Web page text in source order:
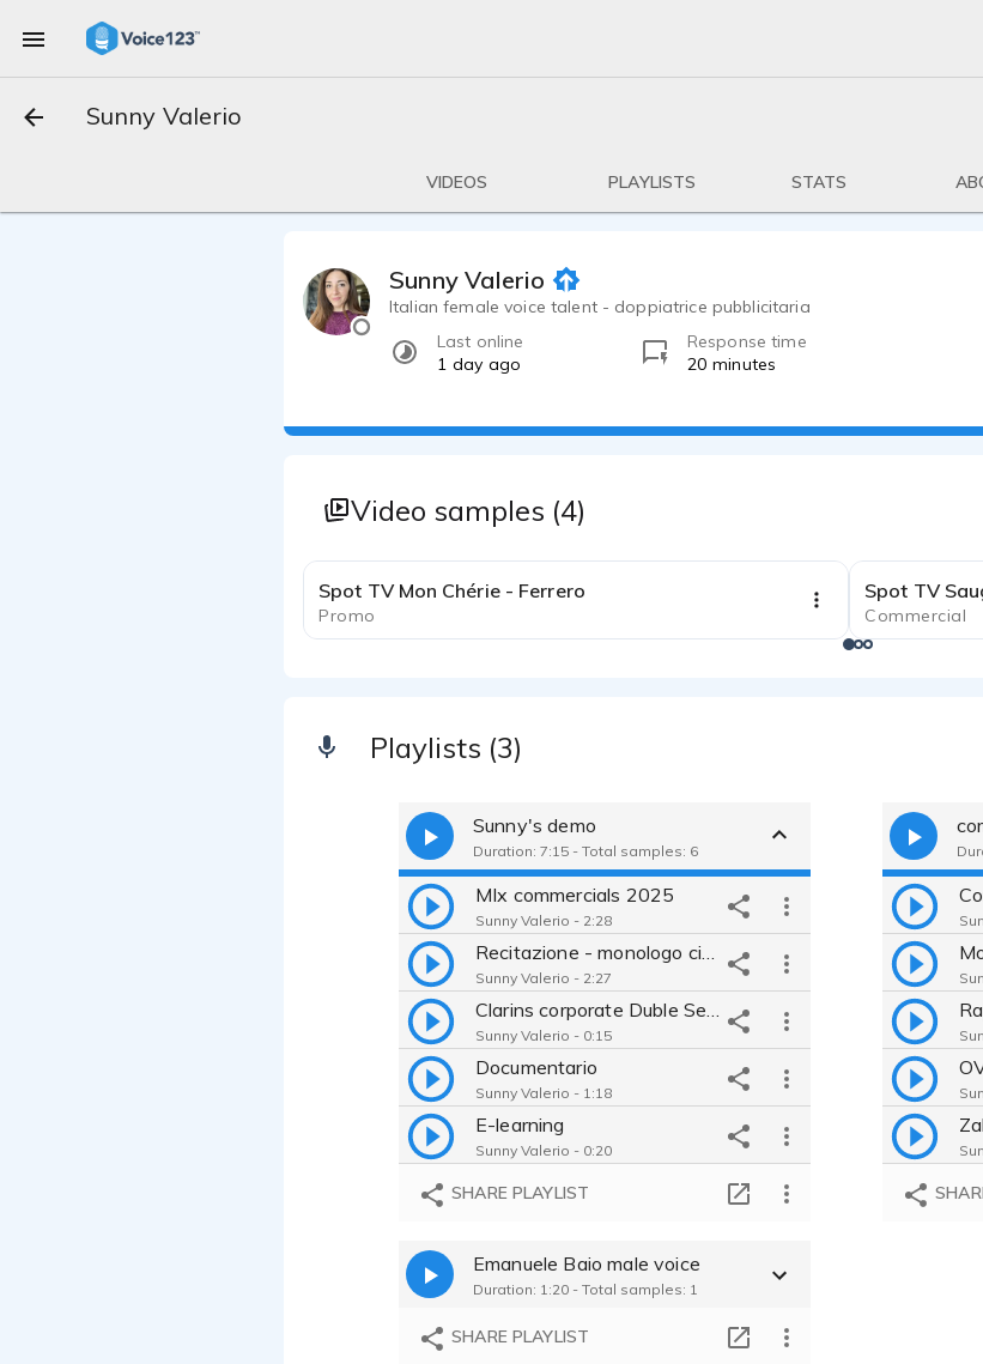
Sunny Valerio
VIDEOS PLAYLISTS STATS
Sunny Valerio
Italian female voice talent - doppiatrice pubblicitaria
Last online
1 day ago
Response time
20 minutes
Video samples (4)
Spot TV Mon Chérie - Ferrero
Promo
Spot TV
Commercial
Playlists (3)
Sunny's demo
Duration: 7:15 - Total samples: 6
MIx commercials 2025
Sunny Valerio - 2:28
Sunny Valerio - 2:27
Sunny Valerio - 0:15
Documentario
Sunny Valerio - 1:18
E-learning
Sunny Valerio - 0:20
audio guida
SHARE PLAYLIST
Emanuele Baio male voice
Duration: 1:20 - Total samples: 1
SHARE PLAYLIST